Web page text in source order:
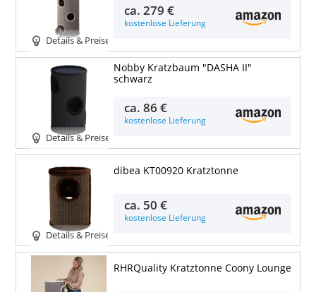
Details & Preise
ca.279 €
kostenlose Lieferung
Details & Preise
Nobby Kratzbaum "DASHA II"
schwarz
ca.86 €
kostenlose Lieferung
Details & Preise
dibea KT00920 Kratztonne
ca. 50 €
kostenlose Lieferung
RHRQuality Kratztonne Coony Lounge